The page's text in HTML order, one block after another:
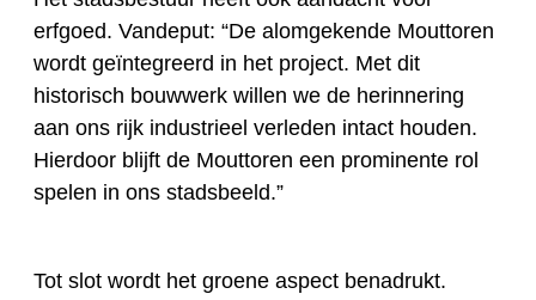
erfgoed. Vandeput: “De alomgekende Mouttoren
wordt geïntegreerd in het project. Met dit
historisch bouwwerk willen we de herinnering
aan ons rijk industrieel verleden intact houden.
Hierdoor blijft de Mouttoren een prominente rol
spelen in ons stadsbeeld.”
Tot slot wordt het groene aspect benadrukt.